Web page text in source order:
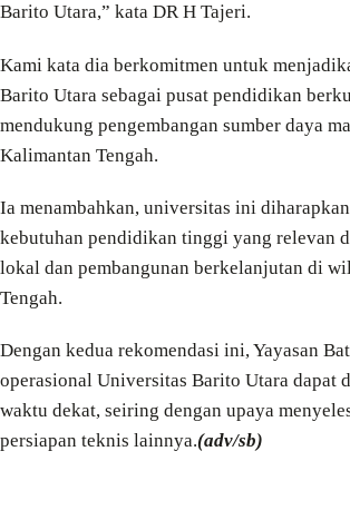
Barito Utara,” kata DR H Tajeri.
Kami kata dia berkomitmen untuk
Barito Utara sebagai pusat pendidikan
mendukung pengembangan sumber daya
Kalimantan Tengah.
Ia menambahkan, universitas ini
kebutuhan pendidikan tinggi yang relevan
lokal dan pembangunan berkelanjutan di
Tengah.
Dengan kedua rekomendasi ini, Yayasan
operasional Universitas Barito Utara dapat
waktu dekat, seiring dengan upaya
persiapan teknis lainnya.(adv/sb)